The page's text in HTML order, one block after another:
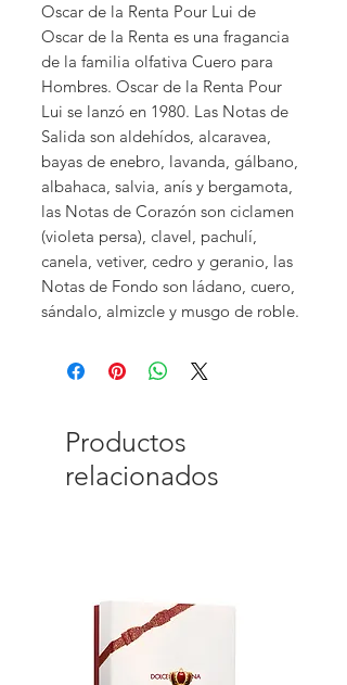
Oscar de la Renta Pour Lui de
Oscar de la Renta es una fragancia
de la familia olfativa Cuero para
Hombres. Oscar de la Renta Pour
Lui se lanzó en 1980. Las Notas de
Salida son aldehídos, alcaravea,
bayas de enebro, lavanda, gálbano,
albahaca, salvia, anís y bergamota,
las Notas de Corazón son ciclamen
(violeta persa), clavel, pachulí,
canela, vetiver, cedro y geranio, las
Notas de Fondo son ládano, cuero,
sándalo, almizcle y musgo de roble.
Productos
relacionados